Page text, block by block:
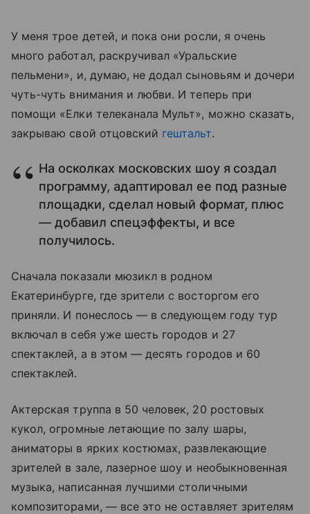
У меня трое детей, и пока они росли, я очень
много работал, раскручивал «Уральские
пельмени», и, думаю, не додал сыновьям и дочери
чуть-чуть внимания и любви. И теперь при
помощи «Елки телеканала Мульт», можно сказать,
закрываю свой отцовский гештальт.
На осколках московских шоу я создал
программу, адаптировал ее под разные
площадки, сделал новый формат, плюс
— добавил спецэффекты, и все
получилось.
Сначала показали мюзикл в родном
Екатеринбурге, где зрители с восторгом его
приняли. И понеслось — в следующем году тур
включал в себя уже шесть городов и 27
спектаклей, а в этом — десять городов и 60
спектаклей.
Актерская труппа в 50 человек, 20 ростовых
кукол, огромные летающие по залу шары,
аниматоры в ярких костюмах, развлекающие
зрителей в зале, лазерное шоу и необыкновенная
музыка, написанная лучшими столичными
композиторами, — все это не оставляет зрителям